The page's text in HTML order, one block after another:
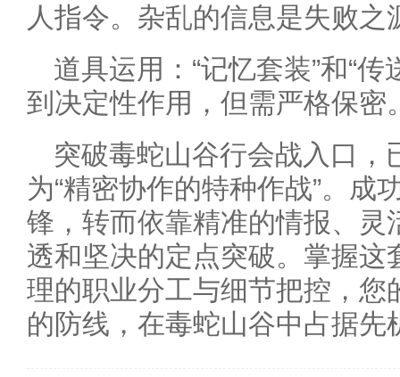
人指令。杂乱的信息是失败之
道具运用：“记忆套装”和“
到决定性作用，但需严格保密
突破毒蛇山谷行会战入口，
为“精密协作的特种作战”。成
锋，转而依靠精准的情报、灵
透和坚决的定点突破。掌握这
理的职业分工与细节把控，您
的防线，在毒蛇山谷中占据先